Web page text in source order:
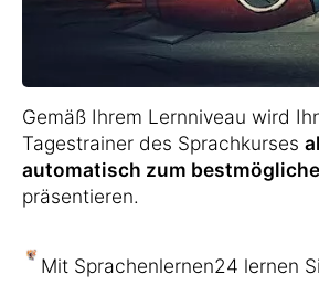
Gemäß Ihrem Lernniveau wird
Tagestrainer des Sprachkurses
automatisch zum
präsentieren.
Mit Sprachenlernen24 lernen